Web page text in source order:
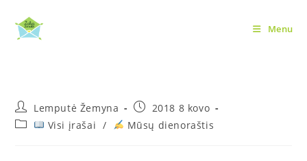
content
Menu
Žydėkim, bendražygės!
Post
author:
Lemputė Žemyna
Post
published:
2018 8 kovo
Post
Visi įrašai / Mūsų dienoraštis